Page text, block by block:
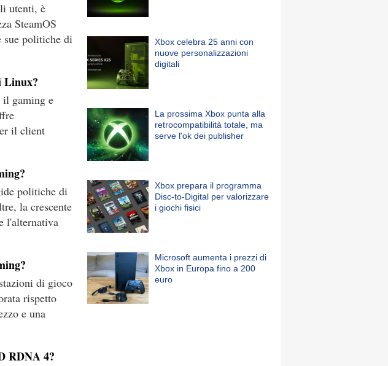
utenti, è
SteamOS
sue politiche di
Linux?
il gaming e
il client
politiche di
la crescente
l'alternativa
di gioco
rispetto
e una
RDNA 4?
Xbox celebra 25 anni con
nuove personalizzazioni
digitali
La prossima Xbox punta alla
retrocompatibilità totale, ma
serve l'ok dei publisher
Xbox prepara il programma
Disc-to-Digital per valorizzare
i giochi fisici
Microsoft aumenta i prezzi di
Xbox in Europa fino a 200
euro